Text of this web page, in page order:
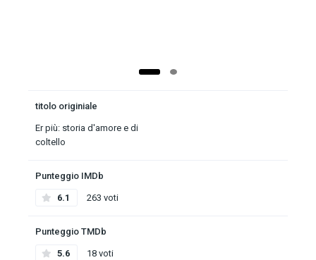
titolo originiale
Er più: storia d'amore e di
coltello
Punteggio IMDb
6.1 263 voti
Punteggio TMDb
5.6 18 voti